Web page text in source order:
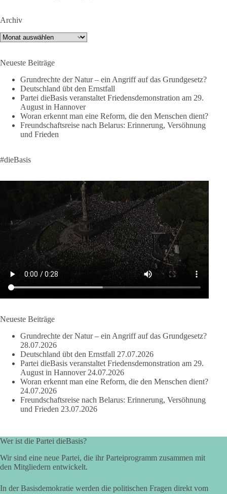
🟩🟩🟦🟦🟥🟥🟧🟧
Menschen mitbekommen, wofür wir stehen und warum es sich
lohnt, dieBasis zu wählen.
Mehr Infos:https://diebasis-st.de/wahlprogramm/
#dieBasis #Landtagswahl
#DeineStimmezählt #jetztunterstützen
58
DieBasis
🔎 Über 100-mal keine Antwort.
Anthony Fauci, Immunologe und Berater des ehemaligen US-
Präsidenten, hat bei einer Anhörung des US-Senats auf mehr
als 100 Fragen die Aussage verweigert. Die juristische
Bewertung werden Gerichte und Ermittlungen klären – auch
auf Basis seines Tagebuches. Doch unabhängig davon zeigt
der Vorgang eines deutlich:
Antworten:
❓ Wie wurden politische Entscheidungen getroffen?
❓ Welche Maßnahmen waren notwendig und welche nicht?
❓Und wer übernimmt die Verantwortung für die massiven
Folgen für Kinder, Familien, Unternehmen und das Vertrauen
in unseren Rechtsstaat?
Fragen zu vermeiden. Sie lebt davon, Fragen offen zu stellen
und transparent zu beantworten.
dieBasis fordert deshalb weiterhin eine unabhängige,
Archiv
Archiv
Neueste Beiträge
Grundrechte der Natur – ein Angriff auf das Grundgesetz?
Deutschland übt den Ernstfall
Partei dieBasis veranstaltet Friedensdemonstration am 29.
August in Hannover
Woran erkennt man eine Reform, die den Menschen dient?
Freundschaftsreise nach Belarus: Erinnerung, Versöhnung
und Frieden
#dieBasis
Neueste Beiträge
Grundrechte der Natur – ein Angriff auf das Grundgesetz?
28.07.2026
Deutschland übt den Ernstfall 27.07.2026
Partei dieBasis veranstaltet Friedensdemonstration am 29.
August in Hannover 24.07.2026
Woran erkennt man eine Reform, die den Menschen dient?
24.07.2026
Freundschaftsreise nach Belarus: Erinnerung, Versöhnung
und Frieden 23.07.2026
Wer ist die Partei dieBasis?
Wir sind eine neue Partei, die ihr Parteiprogramm zusammen mit
den Mitgliedern entwickelt.
In der Basisdemokratie werden die politischen Fragen direkt vom